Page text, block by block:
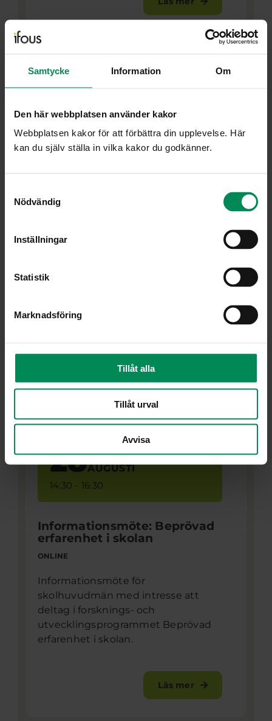
Samtycke Information Om
Den här webbplatsen använder kakor
Webbplatsen kakor för att förbättra din upplevelse. Här
kan du själv ställa in vilka kakor du godkänner.
Nödvändig
Inställningar
Statistik
Marknadsföring
Tillåt alla
Tillåt urval
Avvisa
28 AUGUSTI
13:30 - 14:30
samverkan för ökad
tillhörighet
programmet Hållbar samverkan för
28AUGUSTI
14:30 - 16:30
Informationsmöte: Beprövad
erfarenhet i skolan
ONLINE
Informationsmöte för
skolhuvudmän med intresse att
deltag i forsknings- och
utvecklingsprogrammet Beprövad
erfarenhet i skolan.
Läs mer